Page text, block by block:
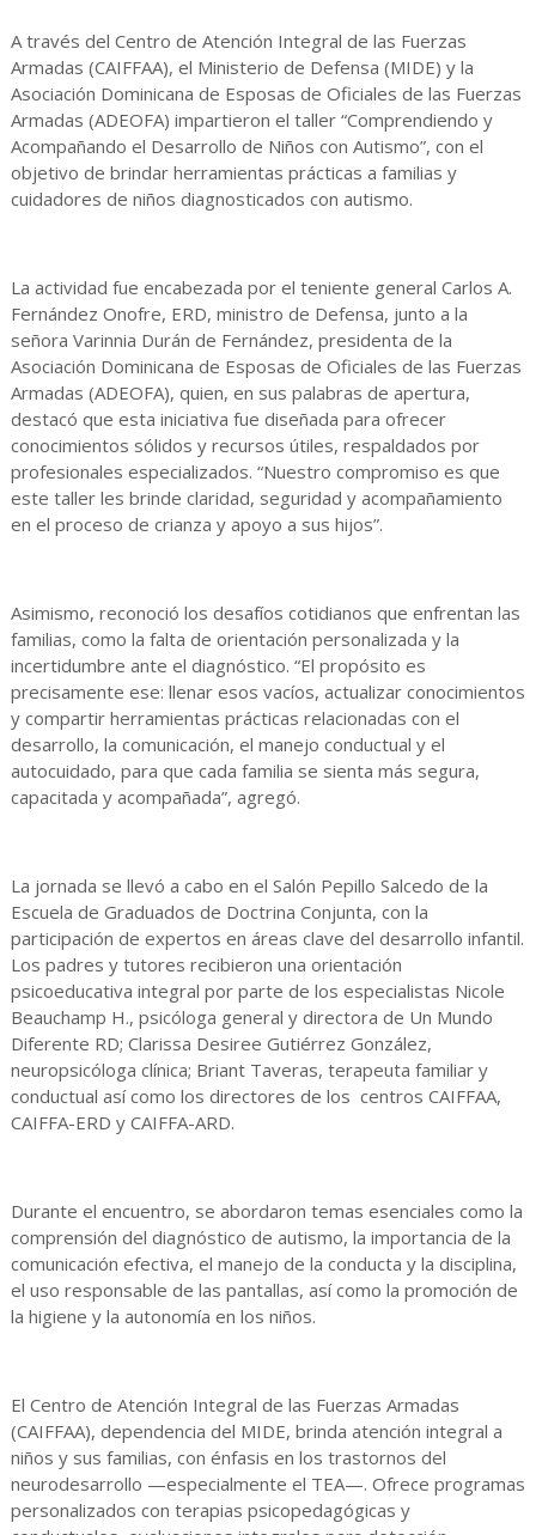
A través del Centro de Atención Integral de las Fuerzas
Armadas (CAIFFAA), el Ministerio de Defensa (MIDE) y la
Asociación Dominicana de Esposas de Oficiales de las Fuerzas
Armadas (ADEOFA) impartieron el taller “Comprendiendo y
Acompañando el Desarrollo de Niños con Autismo”, con el
objetivo de brindar herramientas prácticas a familias y
cuidadores de niños diagnosticados con autismo.
La actividad fue encabezada por el teniente general Carlos A.
Fernández Onofre, ERD, ministro de Defensa, junto a la
señora Varinnia Durán de Fernández, presidenta de la
Asociación Dominicana de Esposas de Oficiales de las Fuerzas
Armadas (ADEOFA), quien, en sus palabras de apertura,
destacó que esta iniciativa fue diseñada para ofrecer
conocimientos sólidos y recursos útiles, respaldados por
profesionales especializados. “Nuestro compromiso es que
este taller les brinde claridad, seguridad y acompañamiento
en el proceso de crianza y apoyo a sus hijos”.
Asimismo, reconoció los desafíos cotidianos que enfrentan las
familias, como la falta de orientación personalizada y la
incertidumbre ante el diagnóstico. “El propósito es
precisamente ese: llenar esos vacíos, actualizar conocimientos
y compartir herramientas prácticas relacionadas con el
desarrollo, la comunicación, el manejo conductual y el
autocuidado, para que cada familia se sienta más segura,
capacitada y acompañada”, agregó.
La jornada se llevó a cabo en el Salón Pepillo Salcedo de la
Escuela de Graduados de Doctrina Conjunta, con la
participación de expertos en áreas clave del desarrollo infantil.
Los padres y tutores recibieron una orientación
psicoeducativa integral por parte de los especialistas Nicole
Beauchamp H., psicóloga general y directora de Un Mundo
Diferente RD; Clarissa Desiree Gutiérrez González,
neuropsicóloga clínica; Briant Taveras, terapeuta familiar y
conductual así como los directores de los centros CAIFFAA,
CAIFFA-ERD y CAIFFA-ARD.
Durante el encuentro, se abordaron temas esenciales como la
comprensión del diagnóstico de autismo, la importancia de la
comunicación efectiva, el manejo de la conducta y la disciplina,
el uso responsable de las pantallas, así como la promoción de
la higiene y la autonomía en los niños.
El Centro de Atención Integral de las Fuerzas Armadas
(CAIFFAA), dependencia del MIDE, brinda atención integral a
niños y sus familias, con énfasis en los trastornos del
neurodesarrollo —especialmente el TEA—. Ofrece programas
personalizados con terapias psicopedagógicas y